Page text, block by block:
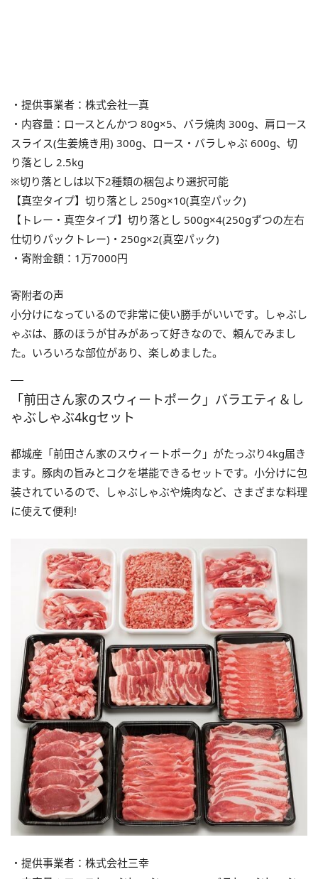
・提供事業者：株式会社一真
・内容量：ロースとんかつ 80g×5、バラ焼肉 300g、肩ロース
スライス(生姜焼き用) 300g、ロース・バラしゃぶ 600g、切
り落とし 2.5kg
※切り落としは以下2種類の梱包より選択可能
【真空タイプ】切り落とし 250g×10(真空パック)
【トレー・真空タイプ】切り落とし 500g×4(250gずつの左右
仕切りパックトレー)・250g×2(真空パック)
・寄附金額：1万7000円
寄附者の声
小分けになっているので非常に使い勝手がいいです。しゃぶし
ゃぶは、豚のほうが甘みがあって好きなので、頼んでみまし
た。いろいろな部位があり、楽しめました。
「前田さん家のスウィートポーク」バラエティ＆し
ゃぶしゃぶ4kgセット
都城産「前田さん家のスウィートポーク」がたっぷり4kg届き
ます。豚肉の旨みとコクを堪能できるセットです。小分けに包
装されているので、しゃぶしゃぶや焼肉など、さまざまな料理
に使えて便利!
・提供事業者：株式会社三幸